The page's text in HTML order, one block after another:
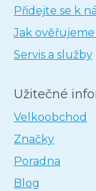
Přidejte se k
Jak
Servis a služby
Užitečné
Velkoobchod
Značky
Poradna
Blog